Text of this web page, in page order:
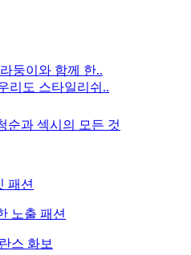
둥이와 함께 한..
리도 스타일리쉬..
순과 섹시의 모든 것
패션
노출 패션
스 화보